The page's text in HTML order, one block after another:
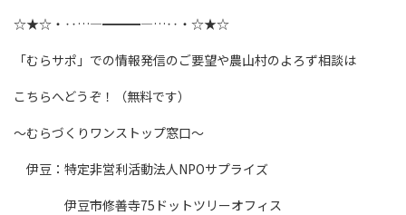
☆★☆・‥…―━━━―…‥・☆★☆
「むらサポ」での情報発信のご要望や農山村のよろず相談は
こちらへどうぞ！（無料です）
～むらづくりワンストップ窓口～
伊豆：特定非営利活動法人NPOサプライズ
伊豆市修善寺75ドットツリーオフィス